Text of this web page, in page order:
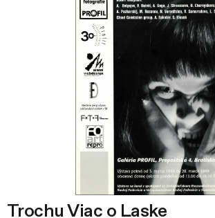
Trochu Viac o Laske